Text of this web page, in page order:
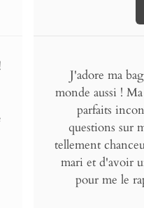
J'adore ma
monde aussi !
parfaits
questions sur
tellement
mari et d'avoir
pour me le